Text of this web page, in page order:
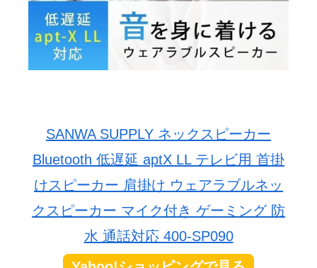
SANWA SUPPLY ネックスピーカー
Bluetooth 低遅延 aptX LL テレビ用 首掛
けスピーカー 肩掛け ウェアラブルネッ
クスピーカー マイク付き ゲーミング 防
水 通話対応 400-SP090